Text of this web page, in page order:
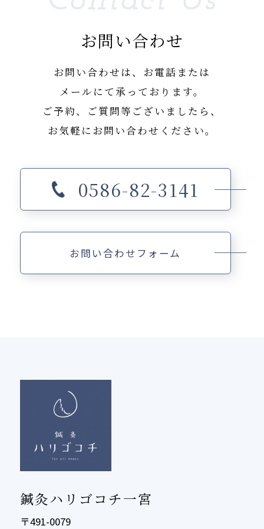
お問い合わせ
お問い合わせは、お電話または
メールにて承っております。
ご予約、ご質問等ございましたら、
お気軽にお問い合わせください。
0586-82-3141
お問い合わせフォーム
鍼灸ハリゴコチ一宮
〒491-0079